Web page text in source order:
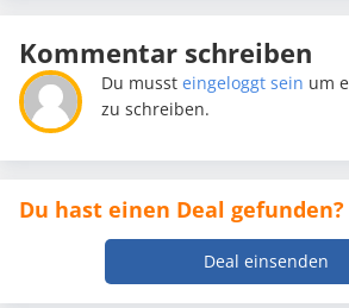
Kommentar schreiben
Du mussteingeloggt sein um
zu schreiben.
Du hast einen Deal gefunden?
Deal einsenden